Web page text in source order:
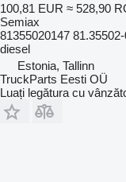
100,81 EUR ≈ 528,90
Semiax
81355020147
diesel
Estonia, Tallinn
TruckParts Eesti OÜ
Luați legătura cu